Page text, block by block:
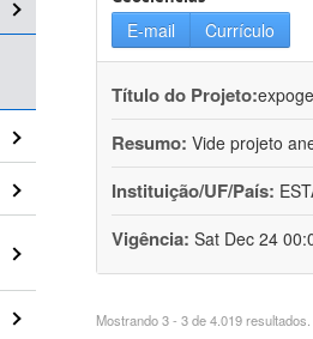
E-mail Currículo
Título do Projeto:
Resumo: Vide projeto
Instituição/UF/País:
Vigência: Sat Dec 24
Mostrando 3 - 3 de 4.019 resultados.